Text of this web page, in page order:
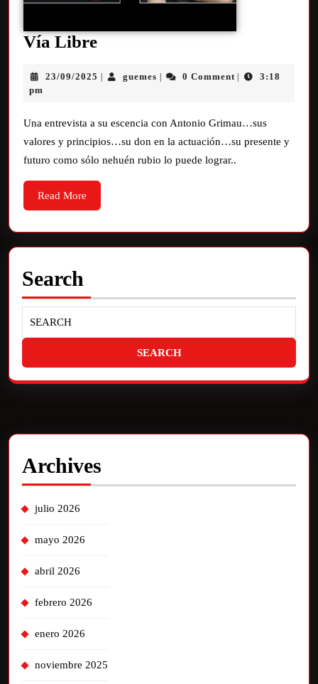
Vía Libre
23/09/2025 guemes 0 Comment
3:18
pm
Una entrevista a su escencia con Antonio Grimau…sus
valores y principios…su don en la actuación…su presente y
futuro como sólo nehuén rubio lo puede lograr..
Read More
Search
Archives
julio 2026
mayo 2026
abril 2026
febrero 2026
enero 2026
noviembre 2025